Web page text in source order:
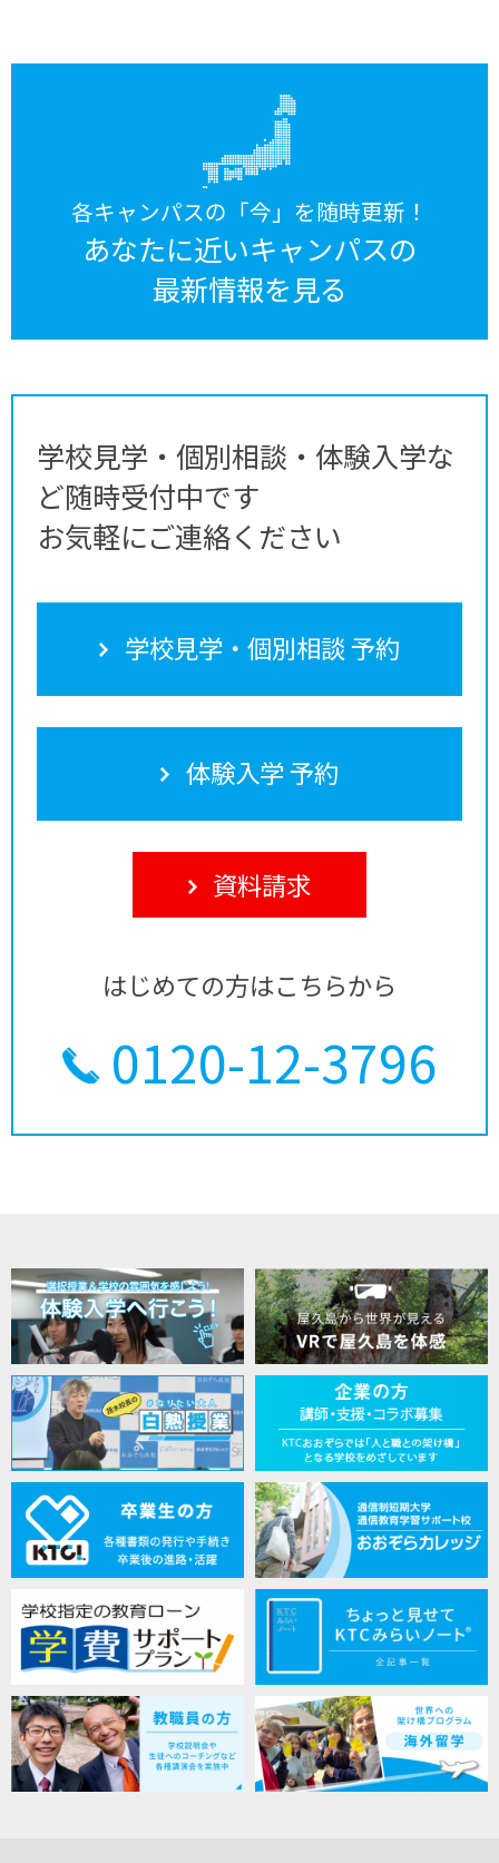
各キャンパスの「今」を随時更新！
あなたに近いキャンパスの
最新情報を見る
学校見学・個別相談・体験入学な
ど随時受付中です
お気軽にご連絡ください
学校見学・個別相談 予約
体験入学 予約
資料請求
はじめての方はこちらから
0120-12-3796